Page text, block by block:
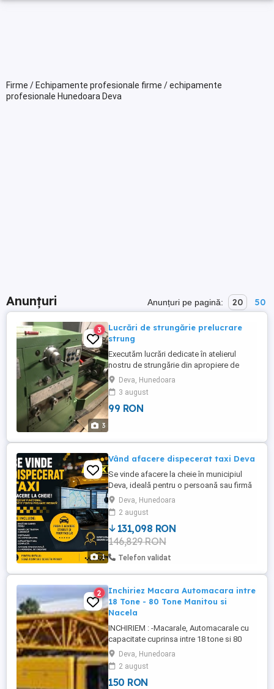
Firme / Echipamente profesionale firme / echipamente
profesionale Hunedoara Deva
Anunțuri Anunțuri pe pagină: 20 50
3
3
Lucrări de strungărie prelucrare
strung
Executăm lucrări dedicate în atelierul
nostru de strungărie din apropiere de
Deva. In atelierul de prelucrari prin
aschiere dotat cu strung, masina de gaurit
etc. realizăm toata gama de produse
specifice domeniului. In cadrul serviciilor
Deva, Hunedoara
3 august
99 RON
1
Vând afacere dispecerat taxi Deva
Se vinde afacere la cheie în municipiul
Deva, ideală pentru o persoană sau firmă
care dorește să preia o activitate deja
funcțională.
Deva, Hunedoara
2 august
131,098 RON
146,829 RON
Telefon validat
2
Inchiriez Macara Automacara intre
18 Tone - 80 Tone Manitou si
Nacela
INCHIRIEM : -Macarale, Automacarale cu
capacitate cuprinsa intre 18 tone si 80
tone -Manitou Rotativ MRT
2150,capacitate cuprinsa intre 1,5 tone si
5 tone -Nacela cu inaltimea maxima de 23
metri INCHIRIEREA SE FACE pe baza de
Deva, Hunedoara
2 august
150 RON